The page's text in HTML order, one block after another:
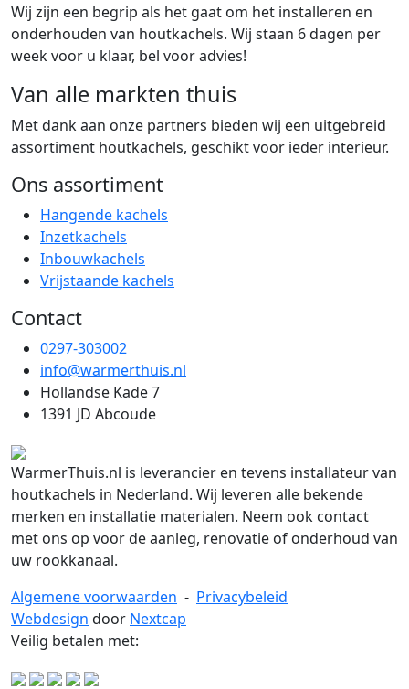
Wij zijn een begrip als het gaat om het installeren en
onderhouden van houtkachels. Wij staan 6 dagen per
week voor u klaar, bel voor advies!
Van alle markten thuis
Met dank aan onze partners bieden wij een uitgebreid
assortiment houtkachels, geschikt voor ieder interieur.
Ons assortiment
Hangende kachels
Inzetkachels
Inbouwkachels
Vrijstaande kachels
Contact
0297-303002
info@warmerthuis.nl
Hollandse Kade 7
1391 JD Abcoude
WarmerThuis.nl is leverancier en tevens installateur van
houtkachels in Nederland. Wij leveren alle bekende
merken en installatie materialen. Neem ook contact
met ons op voor de aanleg, renovatie of onderhoud van
uw rookkanaal.
Algemene voorwaarden - Privacybeleid
Webdesign door Nextcap
Veilig betalen met: